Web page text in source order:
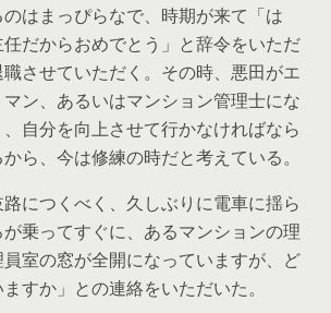
はまっぴらなで、時期が来て「は
だからおめでとう」と辞令をいただ
させていただく。その時、悪田がエ
ン、あるいはマンション管理士にな
自分を向上させて行かなければなら
ら、今は修練の時だと考えている。
路につくべく、久しぶりに電車に揺ら
乗ってすぐに、あるマンションの理
室の窓が全開になっていますが、ど
すか」との連絡をいただいた。